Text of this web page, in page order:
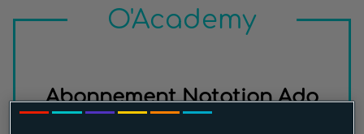
O'Academy
Abonnement Natation Ado